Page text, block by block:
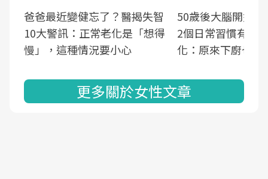
爸爸最近變健忘了？醫揭失智
10大警訊：正常老化是「想得
慢」，這種情況要小心
50歲後大腦開始
2個日常習慣有助
化：原來下廚也可
更多關於女性文章